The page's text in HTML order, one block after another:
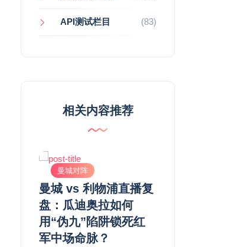
API测试栏目 (83)
相关内容推荐
曼城对阵
曼城 vs 利物浦直播复
盘：瓜迪奥拉如何
用“伪九”陷阱锁死红
军中场命脉？